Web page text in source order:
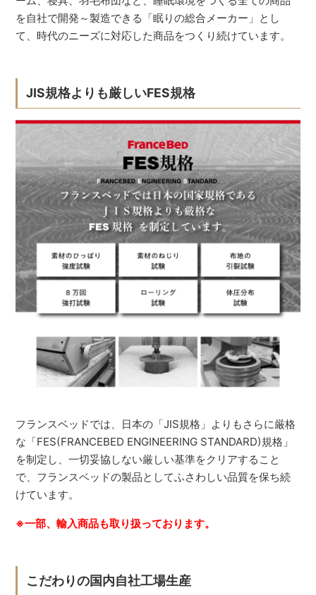
を自社で開発～製造できる「眠りの総合メーカー」とし
て、時代のニーズに対応した商品をつくり続けています。
JIS規格よりも厳しいFES規格
フランスベッドでは、日本の「JIS規格」よりもさらに厳格
な「FES(FRANCEBED ENGINEERING STANDARD)規格」
を制定し、一切妥協しない厳しい基準をクリアすること
で、フランスベッドの製品としてふさわしい品質を保ち続
けています。
※一部、輸入商品も取り扱っております。
こだわりの国内自社工場生産